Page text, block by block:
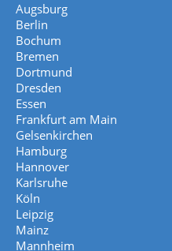
Augsburg
Berlin
Bochum
Bremen
Dortmund
Dresden
Essen
Frankfurt am Main
Gelsenkirchen
Hamburg
Hannover
Karlsruhe
Köln
Leipzig
Mainz
Mannheim